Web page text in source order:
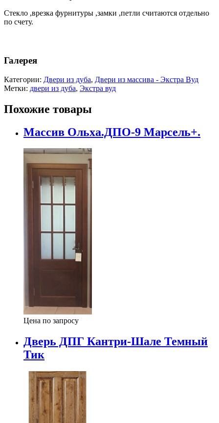
Стекло ,врезка фурнитуры ,замки ,петли считаются отдельно
по счету.
Галерея
Категории: Двери из дуба, Двери из массива - Экстра Вуд
Метки: двери из дуба, Экстра вуд
Похожие товары
Массив Ольха.ДПО-9 Марсель+.
Цена по запросу
Дверь ДПГ Кантри-Шале Темный
Тик